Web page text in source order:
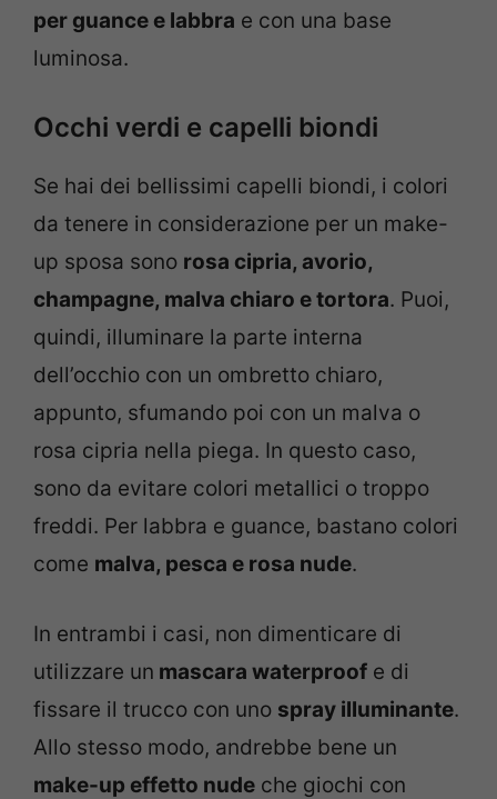
per guance e labbra e con una base
luminosa.
Occhi verdi e capelli biondi
Se hai dei bellissimi capelli biondi, i colori
da tenere in considerazione per un make-
up sposa sono rosa cipria, avorio,
champagne, malva chiaro e tortora. Puoi,
quindi, illuminare la parte interna
dell’occhio con un ombretto chiaro,
appunto, sfumando poi con un malva o
rosa cipria nella piega. In questo caso,
sono da evitare colori metallici o troppo
freddi. Per labbra e guance, bastano colori
come malva, pesca e rosa nude.
In entrambi i casi, non dimenticare di
utilizzare un mascara waterproof e di
fissare il trucco con uno spray illuminante.
Allo stesso modo, andrebbe bene un
make-up effetto nude che giochi con